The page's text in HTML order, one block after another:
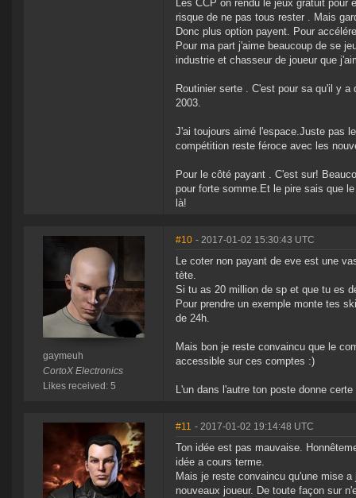
Les CCP on rendu le jeux gratuit
risque de ne pas tous rester . Mais
Donc plus option payent. Pour
Pour ma part j'aime beaucoup de se
industrie et chasseur de joueur que
Routinier serte . C'est pour sa qu'il y
2003.
J'ai toujours aimé l'espace.Juste pas
compétition reste féroce avec les
Pour le côté payant . C'est sur!
pour forte somme.Et le pire sais que
là!
gaymeuh
CortoX Electronics
Likes received: 5
#10 - 2017-01-02 15:30:43 UTC
Le coter non payant de eve est une
tète.
Si tu as 20 million de sp et que tu es
Pour prendre un exemple monte tes
de 24h.
Mais bon je reste convaincu que le
accessible sur ces comptes :)
L'un dans l'autre ton poste donne
#11 - 2017-01-02 19:14:48 UTC
Ton idée est pas mauvaise.
idée a cours terme.
Mais je reste convaincu qu'une mise
nouveaux joueur. De toute façon sur